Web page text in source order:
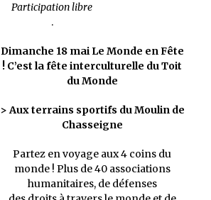
Participation libre
.
Dimanche 18 mai Le Monde en Fête
! C’est la fête interculturelle du Toit
du Monde
> Aux terrains sportifs du Moulin de
Chasseigne
Partez en voyage aux 4 coins du
monde ! Plus de 40 associations
humanitaires, de défenses